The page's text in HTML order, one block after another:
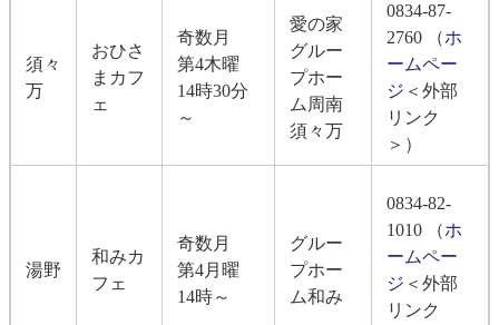
須々
万
おひさ
まカフ
ェ
奇数月
第4木曜
14時30分
～
愛の家
グルー
プホー
ム周南
須々万
0834-87-
2760 （ホ
ームペー
ジ ＜外部
リンク
＞ ）
湯野
和みカ
フェ
奇数月
第4月曜
14時～
グルー
プホー
ム和み
0834-82-
1010 （ホ
ームペー
ジ ＜外部
リンク